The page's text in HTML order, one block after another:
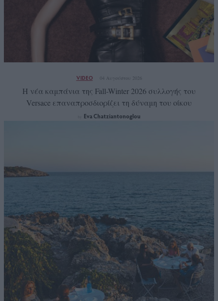
VIDEO 04 Αυγούστου 2026
Η νέα καμπάνια της Fall-Winter 2026 συλλογής του
Versace επαναπροσδιορίζει τη δύναμη του οίκου
Eva Chatziantonoglou